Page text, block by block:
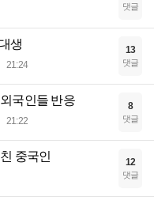
댓글
생
21:24
13
댓글
국인들 반응
21:22
8
댓글
중국인 12
댓글